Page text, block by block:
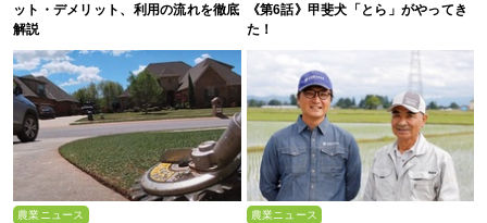
ット・デメリット、利用の流れを徹底
解説
《第6話》甲斐犬「とら」がやってき
た！
農業ニュース 農業ニュース